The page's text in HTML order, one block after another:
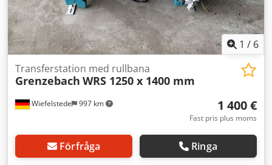
1 / 6
Wiefelstede 997 km
Transferstation med rullbana
Grenzebach WRS 1250 x 1400 mm
1 400 €
Fast pris plus moms
Förfråga Ringa